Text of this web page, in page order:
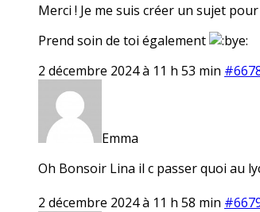
Merci ! Je me suis créer un sujet
Prend soin de toi également
2 décembre 2024 à 11 h 53 min
Emma
Oh Bonsoir Lina il c passer quoi au
2 décembre 2024 à 11 h 58 min